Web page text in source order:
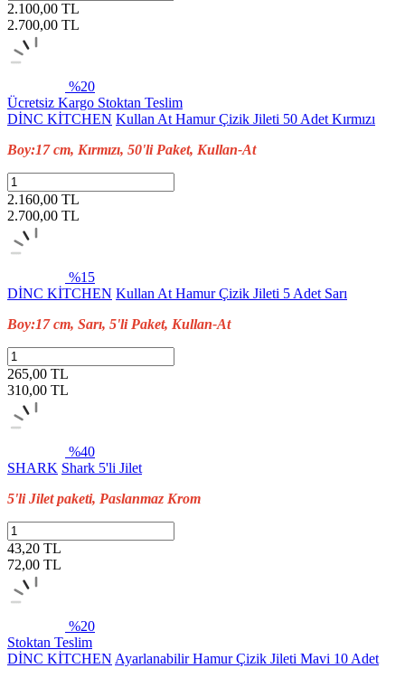
2.100,00 TL
2.700,00 TL
%20
Ücretsiz Kargo Stoktan Teslim
DİNC KİTCHEN Kullan At Hamur Çizik Jileti 50 Adet Kırmızı
Boy:17 cm, Kırmızı, 50'li Paket, Kullan-At
2.160,00 TL
2.700,00 TL
%15
DİNC KİTCHEN Kullan At Hamur Çizik Jileti 5 Adet Sarı
Boy:17 cm, Sarı, 5'li Paket, Kullan-At
265,00 TL
310,00 TL
%40
SHARK Shark 5'li Jilet
5'li Jilet paketi, Paslanmaz Krom
43,20 TL
72,00 TL
%20
Stoktan Teslim
DİNC KİTCHEN Ayarlanabilir Hamur Çizik Jileti Mavi 10 Adet